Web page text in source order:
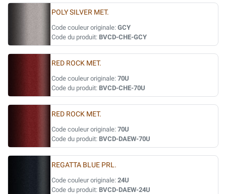
POLY SILVER MET.
Code couleur originale: GCY
Code du produit: BVCD-CHE-GCY
RED ROCK MET.
Code couleur originale: 70U
Code du produit: BVCD-CHE-70U
RED ROCK MET.
Code couleur originale: 70U
Code du produit: BVCD-DAEW-70U
REGATTA BLUE PRL.
Code couleur originale: 24U
Code du produit: BVCD-DAEW-24U